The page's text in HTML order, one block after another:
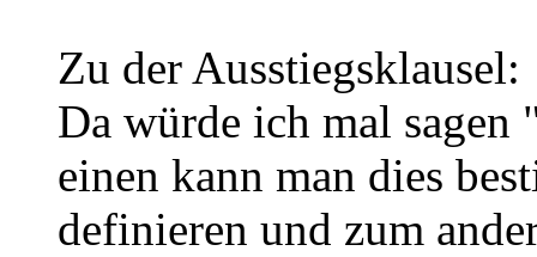
Zu der Ausstiegsklausel:
Da würde ich mal sagen
einen kann man dies
definieren und zum